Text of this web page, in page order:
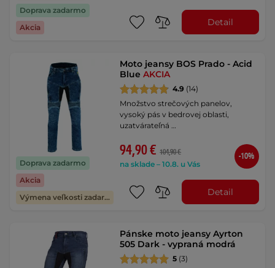
Doprava zadarmo
Akcia
Detail
Doprava zadarmo
Akcia
Výmena veľkosti zadarmo
Moto jeansy BOS Prado - Acid
BlueAKCIA
4.9 (14)
Množstvo strečových panelov,
vysoký pás v bedrovej oblasti,
uzatvárateľná …
94,90 € 104,90 €
na sklade – 10.8. u Vás
-10%
Detail
Pánske moto jeansy Ayrton
505 Dark - vypraná modrá
5 (3)